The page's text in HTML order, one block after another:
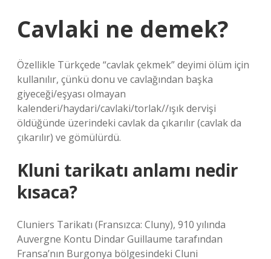
Cavlaki ne demek?
Özellikle Türkçede “cavlak çekmek” deyimi ölüm için
kullanılır, çünkü donu ve cavlağından başka
giyeceği/eşyası olmayan
kalenderi/haydari/cavlaki/torlak//ışık dervişi
öldüğünde üzerindeki cavlak da çıkarılır (cavlak da
çıkarılır) ve gömülürdü.
Kluni tarikatı anlamı nedir
kısaca?
Cluniers Tarikatı (Fransızca: Cluny), 910 yılında
Auvergne Kontu Dindar Guillaume tarafından
Fransa’nın Burgonya bölgesindeki Cluni